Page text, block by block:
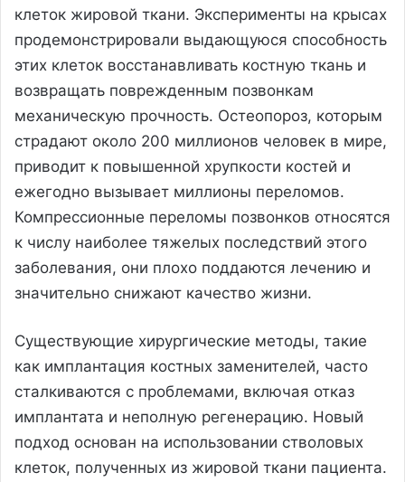
клеток жировой ткани. Эксперименты на крысах
продемонстрировали выдающуюся способность
этих клеток восстанавливать костную ткань и
возвращать поврежденным позвонкам
механическую прочность. Остеопороз, которым
страдают около 200 миллионов человек в мире,
приводит к повышенной хрупкости костей и
ежегодно вызывает миллионы переломов.
Компрессионные переломы позвонков относятся
к числу наиболее тяжелых последствий этого
заболевания, они плохо поддаются лечению и
значительно снижают качество жизни.
Существующие хирургические методы, такие
как имплантация костных заменителей, часто
сталкиваются с проблемами, включая отказ
имплантата и неполную регенерацию. Новый
подход основан на использовании стволовых
клеток, полученных из жировой ткани пациента.